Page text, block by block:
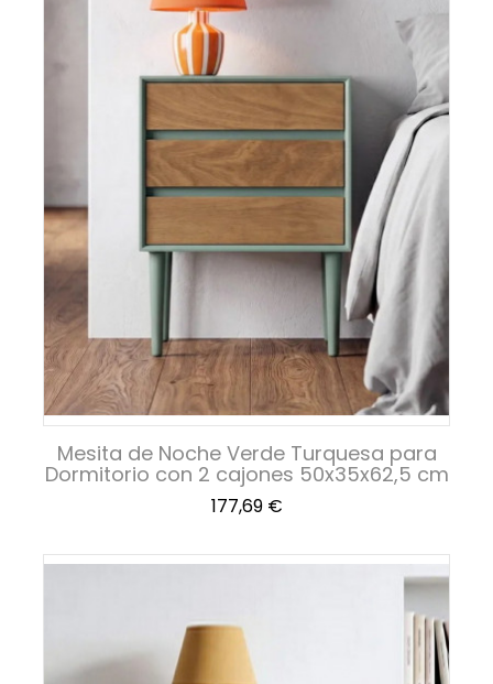
Mesita de Noche Verde Turquesa para
Dormitorio con 2 cajones 50x35x62,5 cm
Precio
177,69 €